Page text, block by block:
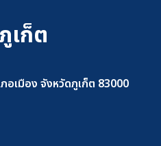
เก็ต
เมือง จังหวัดภูเก็ต 83000